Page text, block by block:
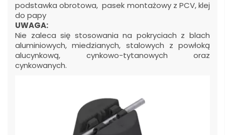
podstawka obrotowa, pasek montażowy z PCV, klej
do papy
UWAGA:
Nie zaleca się stosowania na pokryciach z blach
aluminiowych, miedzianych, stalowych z powłoką
alucynkową, cynkowo-tytanowych oraz
cynkowanych.